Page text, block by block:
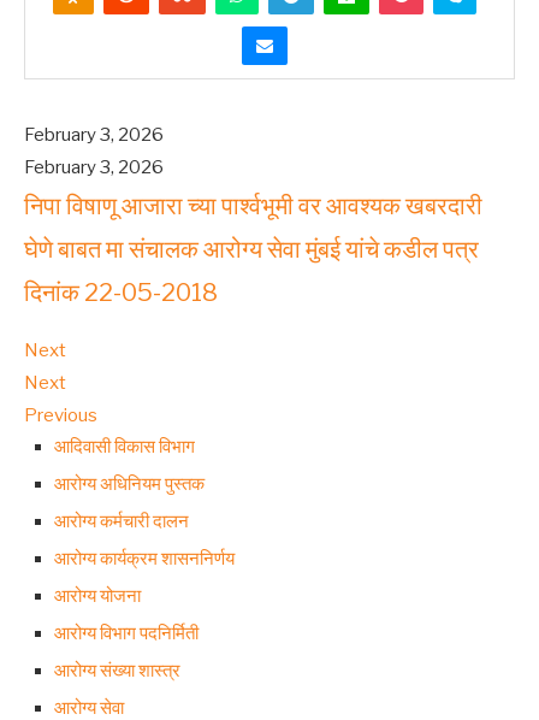
February 3, 2026
February 3, 2026
निपा विषाणू आजारा च्या पार्श्वभूमी वर आवश्यक खबरदारी
घेणे बाबत मा संचालक आरोग्य सेवा मुंबई यांचे कडील पत्र
दिनांक 22-05-2018
Next
Next
Previous
आदिवासी विकास विभाग
आरोग्य अधिनियम पुस्तक
आरोग्य कर्मचारी दालन
आरोग्य कार्यक्रम शासननिर्णय
आरोग्य योजना
आरोग्य विभाग पदनिर्मिती
आरोग्य संख्या शास्त्र
आरोग्य सेवा